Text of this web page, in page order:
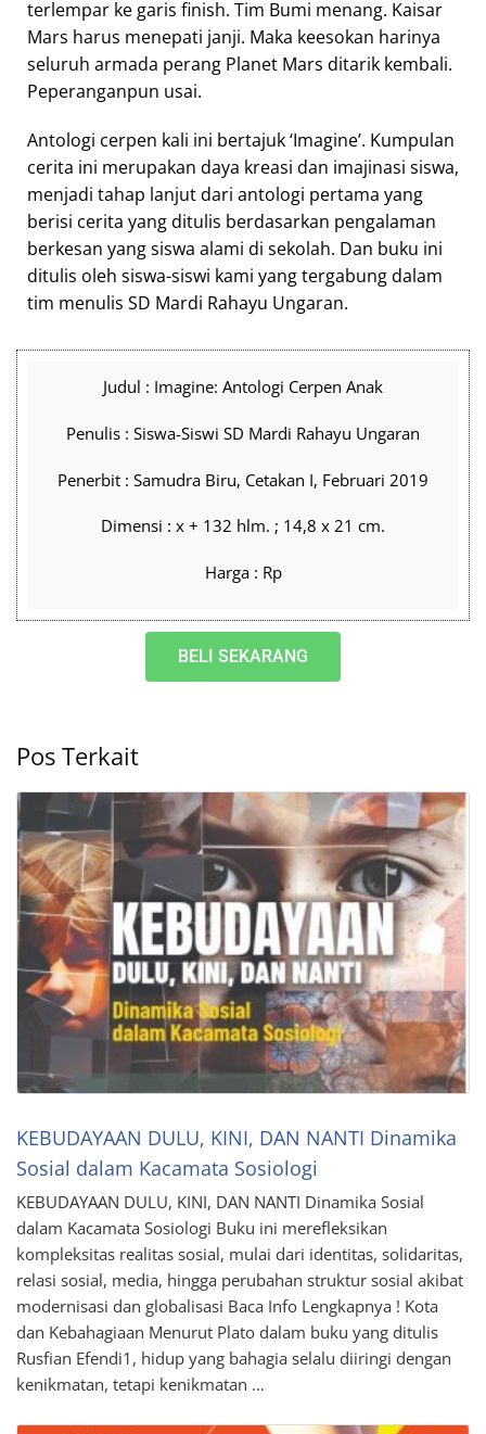
terlempar ke garis finish. Tim Bumi menang. Kaisar
Mars harus menepati janji. Maka keesokan harinya
seluruh armada perang Planet Mars ditarik kembali.
Peperanganpun usai.
Antologi cerpen kali ini bertajuk ‘Imagine’. Kumpulan
cerita ini merupakan daya kreasi dan imajinasi siswa,
menjadi tahap lanjut dari antologi pertama yang
berisi cerita yang ditulis berdasarkan pengalaman
berkesan yang siswa alami di sekolah. Dan buku ini
ditulis oleh siswa-siswi kami yang tergabung dalam
tim menulis SD Mardi Rahayu Ungaran.
Judul : Imagine: Antologi Cerpen Anak
Penulis : Siswa-Siswi SD Mardi Rahayu Ungaran
Penerbit : Samudra Biru, Cetakan I, Februari 2019
Dimensi : x + 132 hlm. ; 14,8 x 21 cm.
Harga : Rp
BELI SEKARANG
Pos Terkait
KEBUDAYAAN DULU, KINI, DAN NANTI Dinamika
Sosial dalam Kacamata Sosiologi
KEBUDAYAAN DULU, KINI, DAN NANTI Dinamika Sosial
dalam Kacamata Sosiologi Buku ini merefleksikan
kompleksitas realitas sosial, mulai dari identitas, solidaritas,
relasi sosial, media, hingga perubahan struktur sosial akibat
modernisasi dan globalisasi Baca Info Lengkapnya ! Kota
dan Kebahagiaan Menurut Plato dalam buku yang ditulis
Rusfian Efendi1, hidup yang bahagia selalu diiringi dengan
kenikmatan, tetapi kenikmatan …